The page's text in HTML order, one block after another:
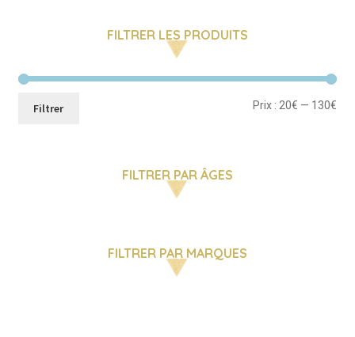
FILTRER LES PRODUITS
Filtrer Prix :20€ — 130€
FILTRER PAR ÂGES
FILTRER PAR MARQUES